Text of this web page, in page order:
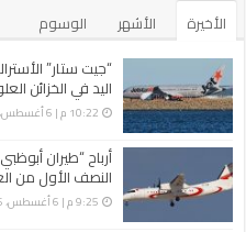
الأخيرة الأشهر
الوسوم
“جيت ستار”
اليد في الخزائن
10:22 م | 6 أغسطس، 2026
النصف الأول من
9:25 م | 6 أغسطس، 2026